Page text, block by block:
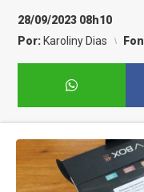
28/09/2023 08h10
Por: Karoliny Dias